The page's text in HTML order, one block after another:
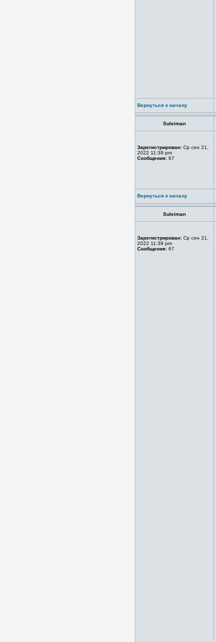
Вернуться к началу
Suleiman
Зарегистрирован: Ср сен 21,
2022 11:39 pm
Сообщения: 67
Вернуться к началу
Suleiman
Зарегистрирован: Ср сен 21,
2022 11:39 pm
Сообщения: 67